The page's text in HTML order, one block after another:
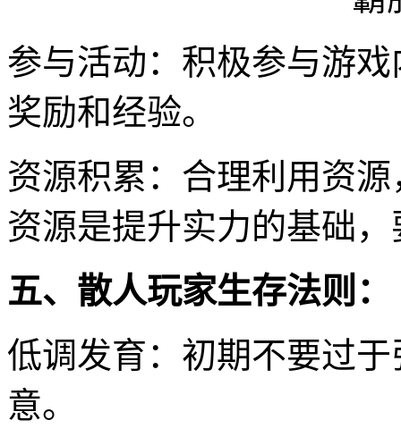
参与活动：积极参与游
奖励和经验。
资源积累：合理利用资
资源是提升实力的基础
五、散人玩家生存法则：
低调发育：初期不要过
意。